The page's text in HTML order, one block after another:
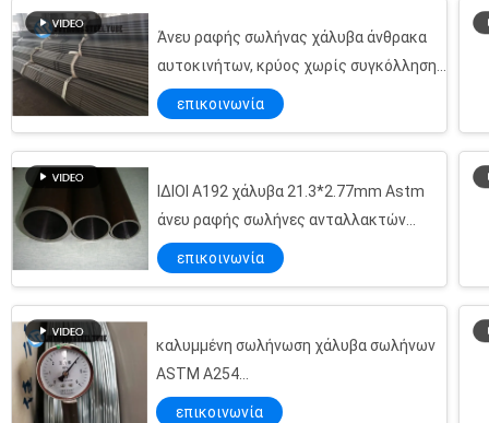
Άνευ ραφής σωλήνας χάλυβα άνθρακα
αυτοκινήτων, κρύος χωρίς συγκόλληση
σωλήνας DIN2391 ST37.4 ακρίβειας
σχεδίων
επικοινωνία
ΙΔΙΟΙ A192 χάλυβα 21.3*2.77mm Astm
άνευ ραφής σωλήνες ανταλλακτών
θερμότητας σωλήνων
επικοινωνία
καλυμμένη σωλήνωση χάλυβα σωλήνων
ASTM A254
SPCC 4.76mm/6mm Bundy ψευδάργυρος
επικοινωνία